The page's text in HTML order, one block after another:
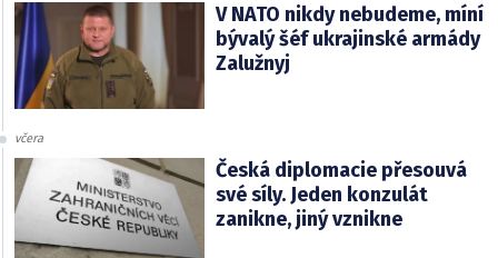
V NATO nikdy nebudeme, míní
bývalý šéf ukrajinské armády
Zalužnyj
včera
Česká diplomacie přesouvá
své síly. Jeden konzulát
zanikne, jiný vznikne